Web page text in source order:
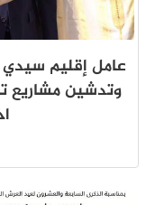
عامل إقليم
وتدشين مشاريع